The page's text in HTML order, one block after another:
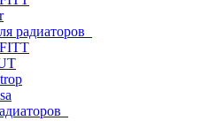
радиаторов